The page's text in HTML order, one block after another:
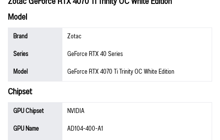
Model
Brand
Zotac
Series
GeForce RTX 40 Series
Model
GeForce RTX 4070 Ti Trinity OC White Edition
Chipset
GPU Chipset
NVIDIA
GPU Name
AD104-400-A1